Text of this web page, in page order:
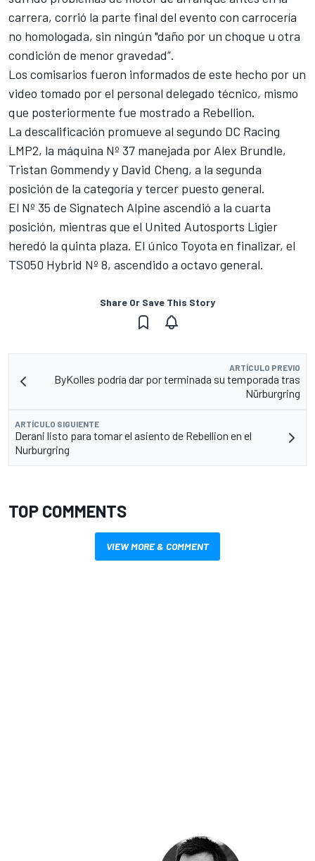
carrera, corrió la parte final del evento con carrocería
no homologada, sin ningún "daño por un choque u otra
condición de menor gravedad”.
Los comisarios fueron informados de este hecho por un
video tomado por el personal delegado técnico, mismo
que posteriormente fue mostrado a Rebellion.
La descalificación promueve al segundo DC Racing
LMP2, la máquina Nº 37 manejada por Alex Brundle,
Tristan Gommendy y David Cheng, a la segunda
posición de la categoría y tercer puesto general.
El Nº 35 de Signatech Alpine ascendió a la cuarta
posición, mientras que el United Autosports Ligier
heredó la quinta plaza. El único Toyota en finalizar, el
TS050 Hybrid Nº 8, ascendido a octavo general.
Share Or Save This Story
ARTÍCULO PREVIO
ByKolles podría dar por terminada su temporada tras
Nürburgring
ARTÍCULO SIGUIENTE
Derani listo para tomar el asiento de Rebellion en el
Nurburgring
TOP COMMENTS
VIEW MORE & COMMENT